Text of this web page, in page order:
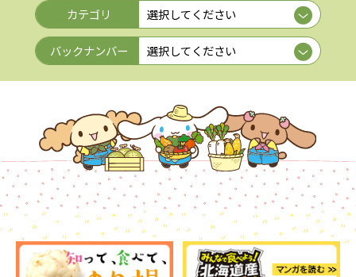
カテゴリ
バックナンバー